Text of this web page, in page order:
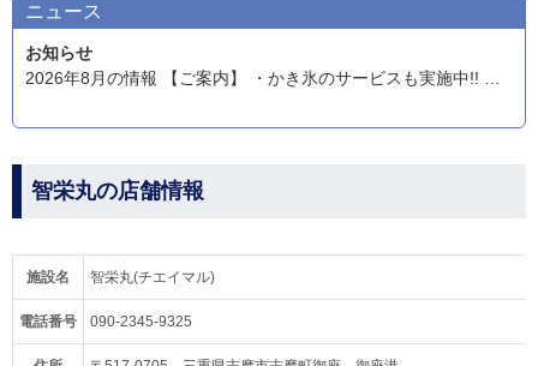
ニュース
お知らせ
2026年8月の情報 【ご案内】 ・かき氷のサービスも実施中!! ・1週間以内でのキャンセルは、いかなる理由でもキャンセル料は発生します。1週間以内に指定の振込先へお振込み願います。お振込みが完了したら必ず連絡を下さいね。 ・空いてる日に乗合希望の場合はホームページにも記載してますが、最低でも1週間前にお願い致します。1週間以内ですと1名増しの料金になります。 ・予告なく釣り物を変えるので、予約状況を毎日チェックして下さい。ご要望があればいろんな釣りをします。ただ、乗合希望の場合はせめて3日前までに頼みます。カカリ釣りもご予約お待ちしています。 ・乗船前に手書きで乗船名簿を記入してましたが、遊漁船クラウドの乗船名簿を取り入れます。予約状況に記載のURLをクリックして頂き、必要事項を記入下さい。無料の会員登録をするとポイントも溜まるようです。一度登録をすると次回からの乗船時は楽チンですよ。乗船前までには登録を終えておいて下さいね。 ・船内はすべて禁煙で宜しくお願い致します。船外での喫煙でお願いしますが、タバコの海へのポイ捨てはご遠慮下さい。吸わない人からみると、釣っている前をタバコが浮いてるのは気分の良いものではありません。ご協力のほど宜しくお願い致します。 ・1月よりオニカサゴ乗合料金を値下げさせて頂きました!1名様13,000円ですよ。お支払いは前払いです。必ずおつりの要らないようにお願いします。グループの方は代表者がまとめてからお支払い下さい。宜しくお願い致します。
智栄丸の店舗情報
施設名 智栄丸(チエイマル)
電話番号 090-2345-9325